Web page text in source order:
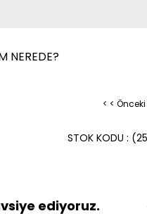
NEREDE?
< <
STOK KODU
ediyoruz.